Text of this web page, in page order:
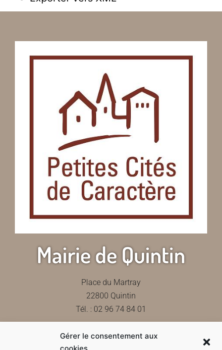
Gérer le consentement aux
Mairie de Quintin
Place du Martray
22800 Quintin
Tél. : 02 96 74 84 01
Contactez-nous